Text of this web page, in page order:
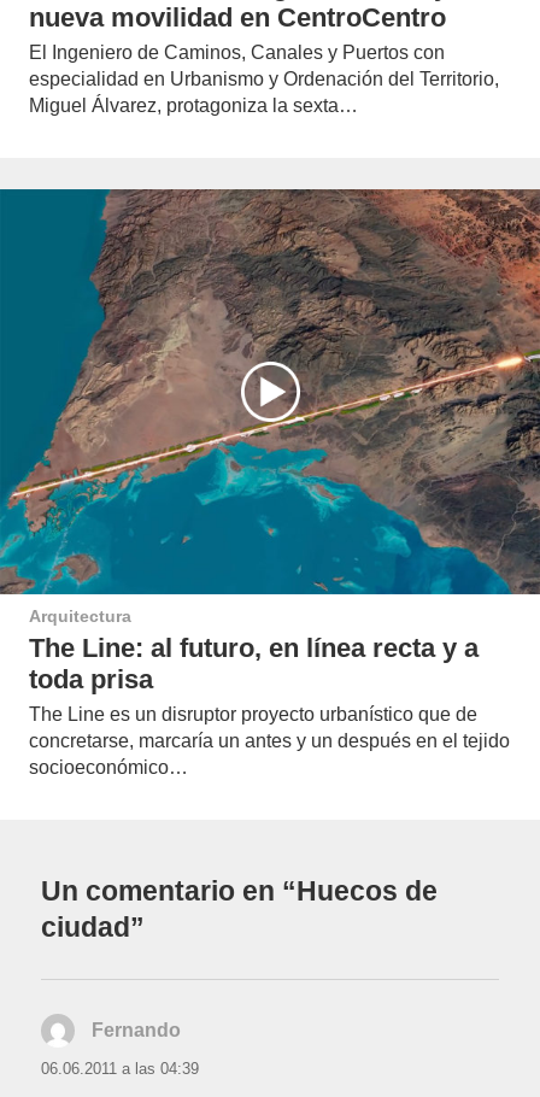
nueva movilidad en CentroCentro
El Ingeniero de Caminos, Canales y Puertos con
especialidad en Urbanismo y Ordenación del Territorio,
Miguel Álvarez, protagoniza la sexta…
Arquitectura
The Line: al futuro, en línea recta y a
toda prisa
The Line es un disruptor proyecto urbanístico que de
concretarse, marcaría un antes y un después en el tejido
socioeconómico…
Un comentario en “Huecos de
ciudad”
Fernando
06.06.2011 a las 04:39